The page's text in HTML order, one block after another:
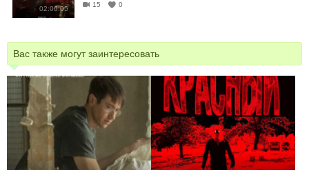
02:06:05
15
0
Вас также могут заинтересовать